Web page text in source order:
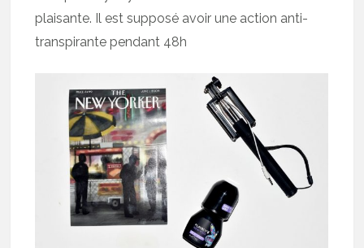
plaisante. Il est supposé avoir une action anti-
transpirante pendant 48h